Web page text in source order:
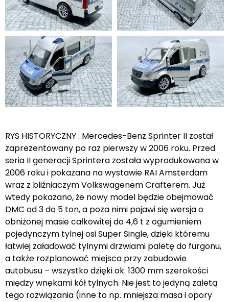
RYS HISTORYCZNY : Mercedes-Benz Sprinter II został
zaprezentowany po raz pierwszy w 2006 roku. Przed
seria II generacji Sprintera została wyprodukowana w
2006 roku i pokazana na wystawie RAI Amsterdam
wraz z bliźniaczym Volkswagenem Crafterem. Już
wtedy pokazano, że nowy model będzie obejmować
DMC od 3 do 5 ton, a poza nimi pojawi się wersja o
obniżonej masie całkowitej do 4,6 t z ogumieniem
pojedynczym tylnej osi Super Single, dzięki któremu
łatwiej załadować tylnymi drzwiami paletę do furgonu,
a także rozplanować miejsca przy zabudowie
autobusu – wszystko dzięki ok. 1300 mm szerokości
między wnękami kół tylnych. Nie jest to jedyną zaletą
tego rozwiązania (inne to np. mniejsza masa i opory